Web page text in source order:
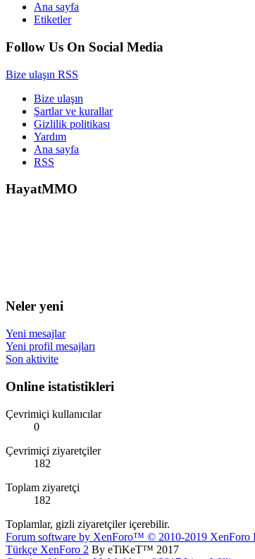
Ana sayfa
Etiketler
Follow Us On Social Media
Bize ulaşın RSS
Bize ulaşın
Şartlar ve kurallar
Gizlilik politikası
Yardım
Ana sayfa
RSS
HayatMMO
Neler yeni
Yeni mesajlar
Yeni profil mesajları
Son aktivite
Online istatistikleri
Çevrimiçi kullanıcılar
0
Çevrimiçi ziyaretçiler
182
Toplam ziyaretçi
182
Toplamlar, gizli ziyaretçiler içerebilir.
Forum software by XenForo™ © 2010-2019 XenForo
Türkçe XenForo 2 By eTiKeT™ 2017